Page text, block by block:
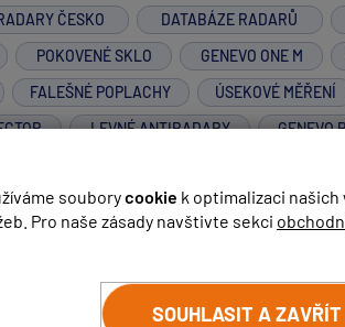
souborycookie k optimalizaci
Pro naše zásady navštivte sekci
SOUHLASIT A ZAVŘÍT
ČESKO DATABÁZE RADARŮ
POKOVENÉ SKLO GENEVO ONE M
FALEŠNÉ POPLACHY ÚSEKOVÉ MĚŘENÍ
LEVNÉ ANTIRADARY GENEVO